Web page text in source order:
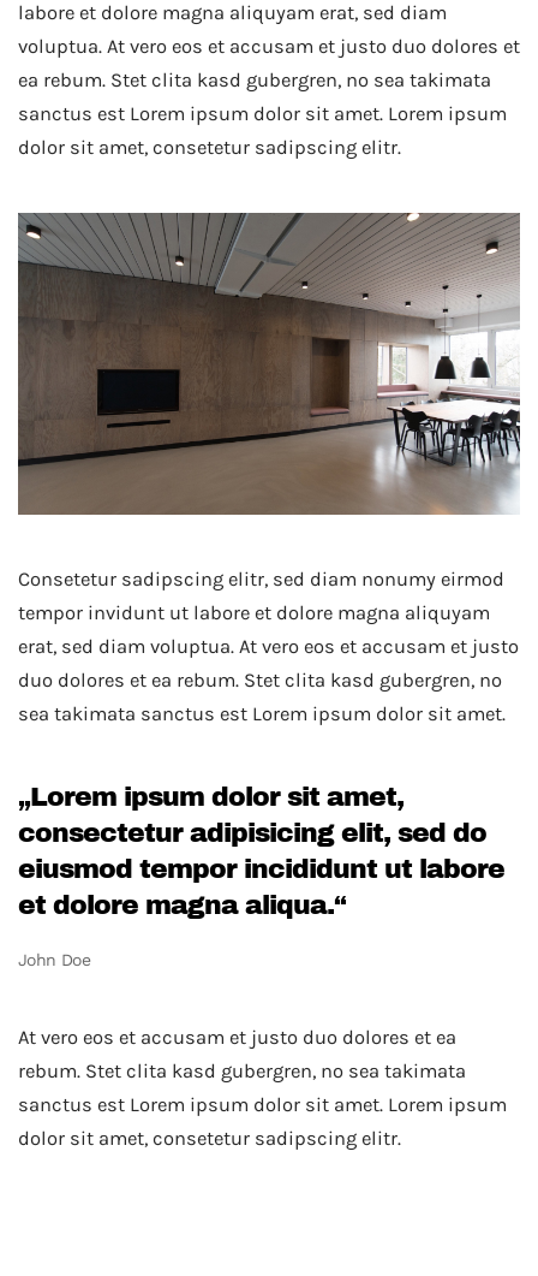
labore et dolore magna aliquyam erat, sed diam
voluptua. At vero eos et accusam et justo duo dolores et
ea rebum. Stet clita kasd gubergren, no sea takimata
sanctus est Lorem ipsum dolor sit amet. Lorem ipsum
dolor sit amet, consetetur sadipscing elitr.
Consetetur sadipscing elitr, sed diam nonumy eirmod
tempor invidunt ut labore et dolore magna aliquyam
erat, sed diam voluptua. At vero eos et accusam et justo
duo dolores et ea rebum. Stet clita kasd gubergren, no
sea takimata sanctus est Lorem ipsum dolor sit amet.
„Lorem ipsum dolor sit amet,
consectetur adipisicing elit, sed do
eiusmod tempor incididunt ut labore
et dolore magna aliqua.“
John Doe
At vero eos et accusam et justo duo dolores et ea
rebum. Stet clita kasd gubergren, no sea takimata
sanctus est Lorem ipsum dolor sit amet. Lorem ipsum
dolor sit amet, consetetur sadipscing elitr.